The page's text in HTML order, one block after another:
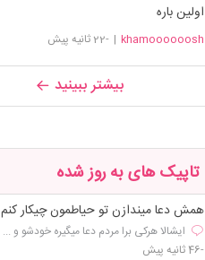
اولین باره
khamoooooosh
| -22 ثانیه پیش
بیشتر ببینید
تاپیک های به روز شده
همش دعا میندازن تو حیاطمون چیکار کنم
ایشالا هرکی برا مردم دعا میگیره خودشو و ...
-46 ثانیه پیش